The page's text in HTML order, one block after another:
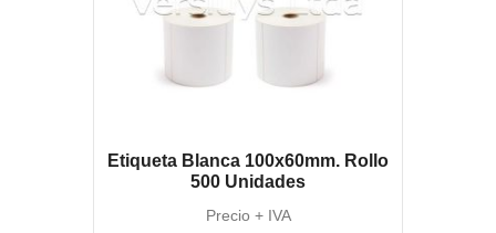
Etiqueta Blanca 100x60mm. Rollo
500 Unidades
Precio + IVA